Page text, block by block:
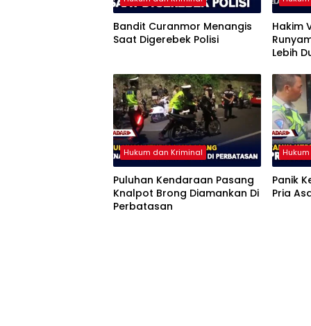
Bandit Curanmor Menangis
Saat Digerebek Polisi
Hakim
Lebih
Hukum dan Kriminal
Puluhan Kendaraan Pasang
Knalpot Brong Diamankan Di
Perbatasan
Panik
Pria